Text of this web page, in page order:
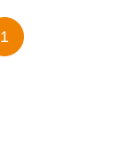
1